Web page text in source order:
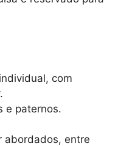
com
e paternos.
abordados, entre